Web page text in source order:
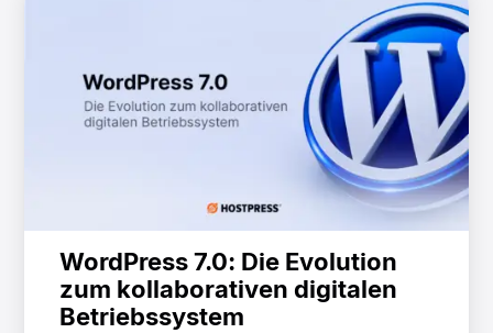
WordPress 7.0: Die Evolution
zum kollaborativen digitalen
Betriebssystem